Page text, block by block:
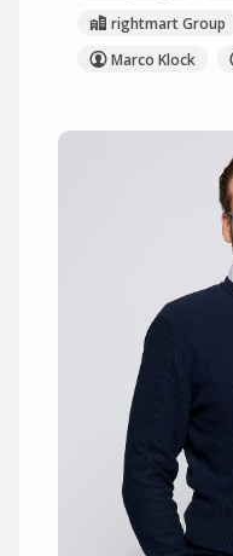
rightmart Group
Marco Klock